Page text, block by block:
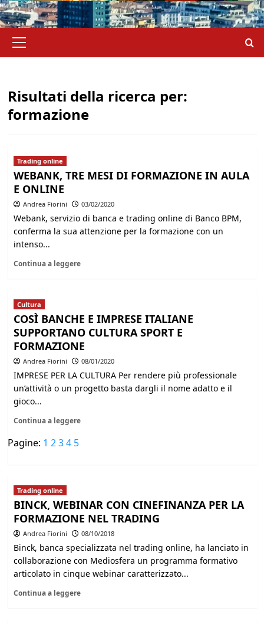
principale
Risultati della ricerca per:
formazione
Trading online
WEBANK, TRE MESI DI FORMAZIONE IN AULA
E ONLINE
Andrea Fiorini 03/02/2020
Webank, servizio di banca e trading online di Banco BPM,
conferma la sua attenzione per la formazione con un
intenso...
Continua a leggere
Cultura
COSÌ BANCHE E IMPRESE ITALIANE
SUPPORTANO CULTURA SPORT E
FORMAZIONE
Andrea Fiorini 08/01/2020
IMPRESE PER LA CULTURA Per rendere più professionale
un’attività o un progetto basta dargli il nome adatto e il
gioco...
Continua a leggere
Pagine: 1 2 3 4 5
Trading online
BINCK, WEBINAR CON CINEFINANZA PER LA
FORMAZIONE NEL TRADING
Andrea Fiorini 08/10/2018
Binck, banca specializzata nel trading online, ha lanciato in
collaborazione con Mediosfera un programma formativo
articolato in cinque webinar caratterizzato...
Continua a leggere